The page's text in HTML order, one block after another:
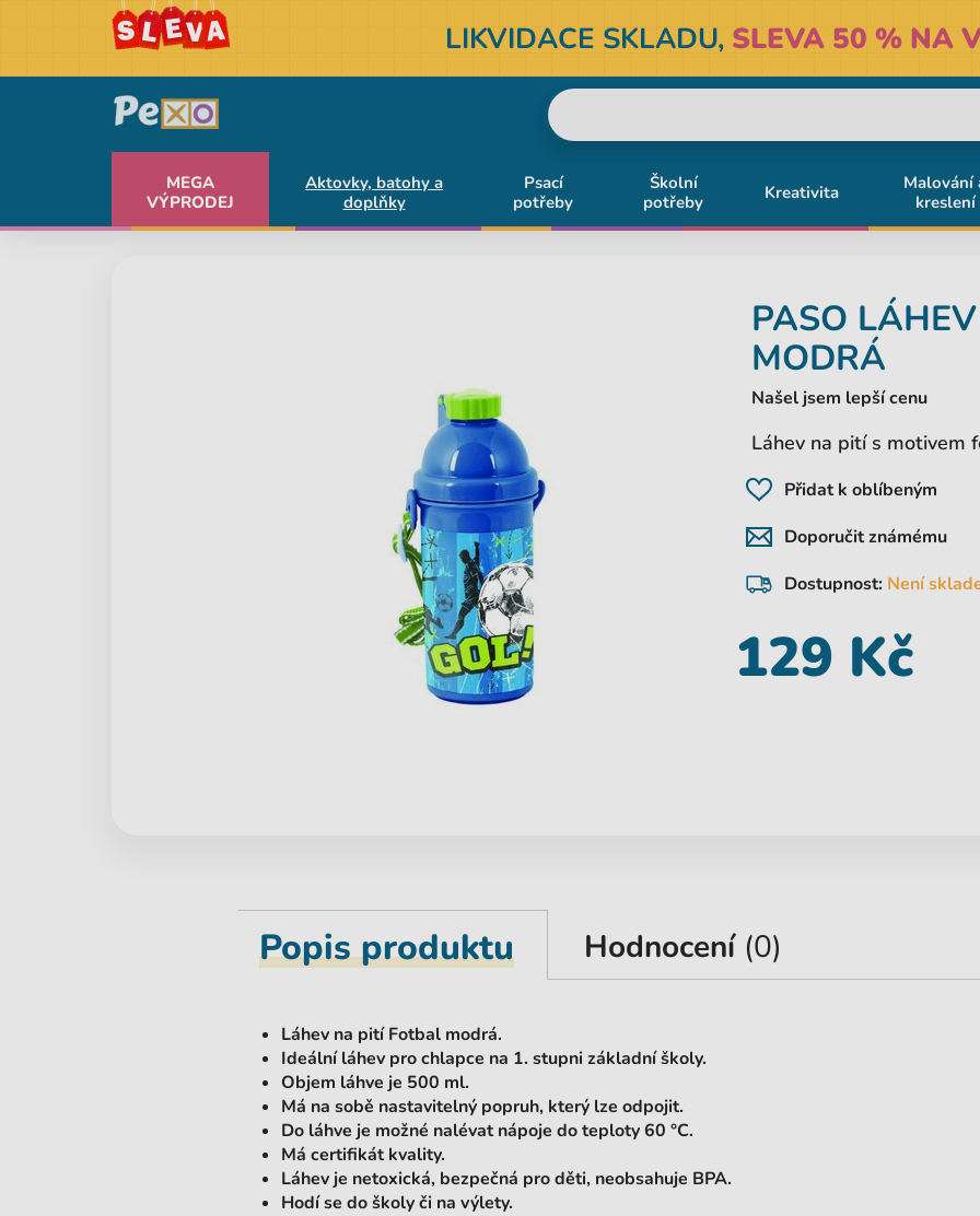
LIKVIDACE SKLADU, SLEVA 50 % NA
MEGA
VÝPRODEJ
Aktovky, batohy a
doplňky
Psací
potřeby
Školní
potřeby
Kreativita
Malování
kreslení
PASO
MODRÁ
Našel jsem lepší cenu
Láhev na pití s motivem
Přidat k oblíbeným
Doporučit známému
Dostupnost: Není
129 Kč
Popis produktu Hodnocení (0)
Láhev na pití Fotbal modrá.
Ideální láhev pro chlapce na 1. stupni základní školy.
Objem láhve je 500 ml.
Má na sobě nastavitelný popruh, který lze odpojit.
Do láhve je možné nalévat nápoje do teploty 60 °C.
Má certifikát kvality.
Láhev je netoxická, bezpečná pro děti, neobsahuje BPA.
Hodí se do školy či na výlety.